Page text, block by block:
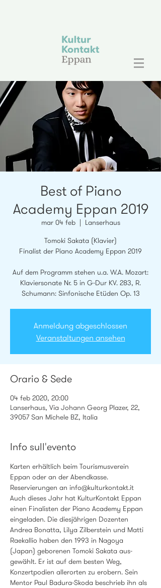
Best of Piano
Academy Eppan 2019
mar 04 feb
  |
Lanserhaus
Tomoki Sakata (Klavier)
Finalist der Piano Academy Eppan 2019
Auf dem Programm stehen u.a. W.A. Mozart:
Klaviersonate Nr. 5 in G-Dur KV. 283, R.
Anmeldung abgeschlossen
Veranstaltungen ansehen
Orario & Sede
04 feb 2020, 20:00
Lanserhaus, Via Johann Georg Plazer, 22,
39057 San Michele BZ, Italia
Info sull'evento
Karten erhältlich beim Tourismusverein
Eppan oder an der Abendkasse.
Reservierungen an info@kulturkontakt.it
Auch dieses Jahr hat KulturKontakt Eppan
einen Finalisten der Piano Academy Eppan
eingeladen. Die diesjährigen Dozenten
Andrea Bonatta, Lilya Zilberstein und Matti
Raekallio haben den 1993 in Nagoya
(Japan) geborenen Tomoki Sakata aus-
gewählt. Er ist auf dem besten Weg,
Konzertpodien allerorten zu erobern. Sein
Mentor Paul Badura-Skoda beschrieb ihn als